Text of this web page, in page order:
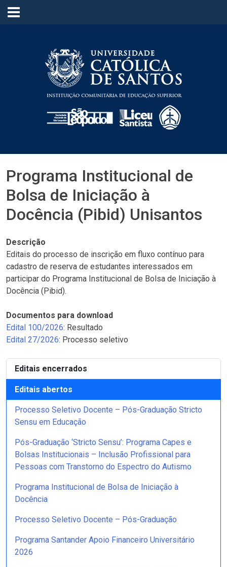
≡
Editais encerrados
Editais abertos
Processo Seletivo Docente – Pós-Graduação Stricto
Sensu em Educação
Pós-Graduação ‘Stricto Sensu’: Programa Capes e
Bolsas Institucionais – Inclusão Profissional para
Pessoas com Transtorno do Espectro do Autismo
Programa Institucional de Bolsa de Iniciação à
Docência
Processo Seletivo Docente – Pós-Graduação
Programa Santander Apoio Financeiro Universitário
2026
Programa Institucional de
Bolsa de Iniciação à
Docência (Pibid) Unisantos
Descrição
Editais do processo de inscrição em fluxo contínuo para
cadastro de reserva de estudantes interessados em
participar do Programa Institucional de Bolsa de Iniciação à
Docência (Pibid).
Documentos para download
Edital 100/2026: Resultado
Edital 27/2026: Processo seletivo